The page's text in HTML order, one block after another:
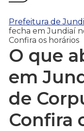
Prefeitura de
fecha em Jundiaí
Confira os horários
O que
em
de
Confira